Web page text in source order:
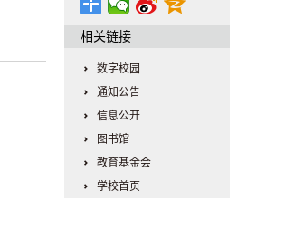
相关链接
数字校园
通知公告
信息公开
图书馆
教育基金会
学校首页